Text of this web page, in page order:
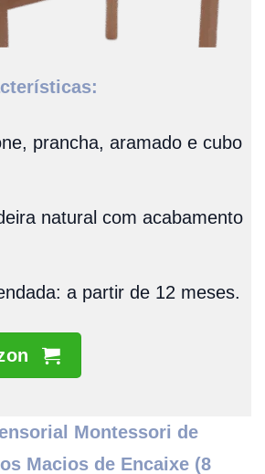
prancha, aramado e cubo
natural com acabamento
a partir de 12 meses.
Montessori de
Macios de Encaixe (8